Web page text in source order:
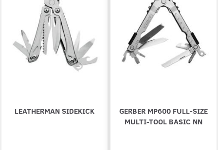
LEATHERMAN SIDEKICK
GERBER MP600 FULL-SIZE
MULTI-TOOL BASIC NN